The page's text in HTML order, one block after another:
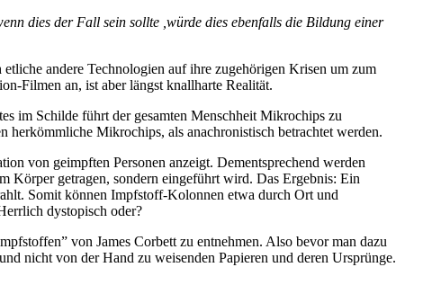
dies der Fall sein sollte ,würde dies ebenfalls die Bildung einer
andere Technologien auf ihre zugehörigen Krisen um zum
Filmen an, ist aber längst knallharte Realität.
im Schilde führt der gesamten Menschheit Mikrochips zu
herkömmliche Mikrochips, als anachronistisch betrachtet werden.
von geimpften Personen anzeigt. Dementsprechend werden
Körper getragen, sondern eingeführt wird. Das Ergebnis: Ein
Somit können Impfstoff-Kolonnen etwa durch Ort und
dystopisch oder?
von James Corbett zu entnehmen. Also bevor man dazu
nicht von der Hand zu weisenden Papieren und deren Ursprünge.